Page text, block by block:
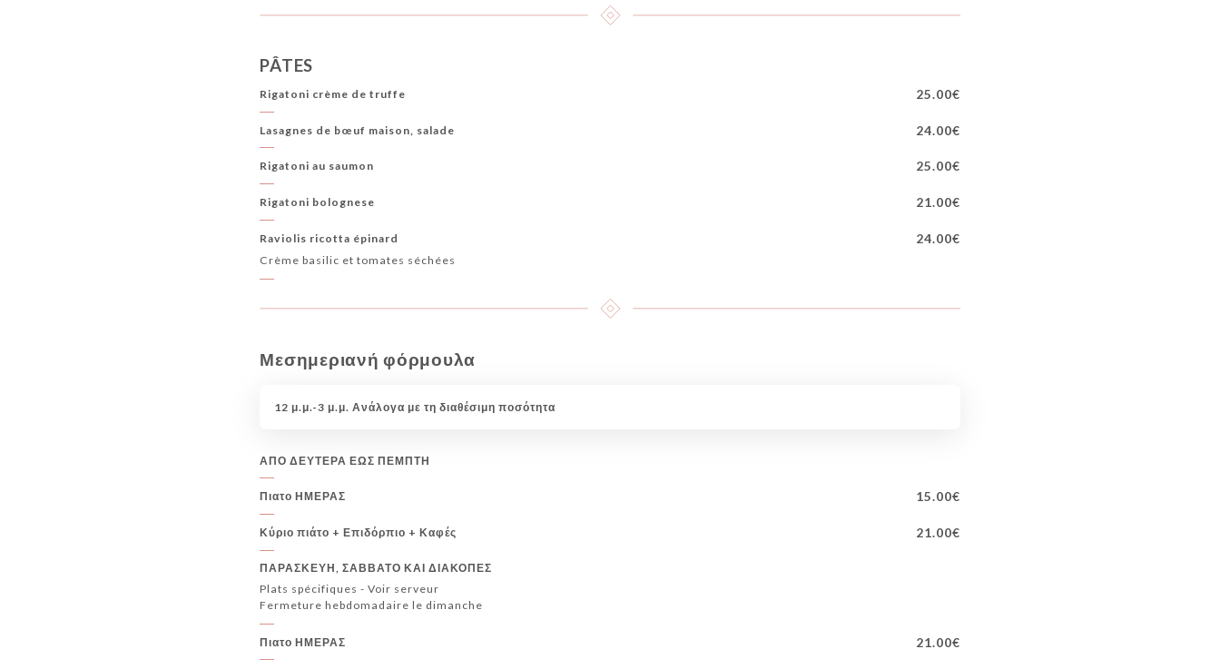
PÂTES
Rigatoni crème de truffe 25.00€
Lasagnes de bœuf maison, salade 24.00€
Rigatoni au saumon 25.00€
Rigatoni bolognese 21.00€
Raviolis ricotta épinard 24.00€
Crème basilic et tomates séchées
Μεσημεριανή φόρμουλα
12 μ.μ.-3 μ.μ. Ανάλογα με τη διαθέσιμη ποσότητα
ΑΠΟ ΔΕΥΤΕΡΑ ΕΩΣ ΠΕΜΠΤΗ
Πιατο ΗΜΕΡΑΣ 15.00€
Κύριο πιάτο + Επιδόρπιο + Καφές 21.00€
ΠΑΡΑΣΚΕΥΗ, ΣΑΒΒΑΤΟ ΚΑΙ ΔΙΑΚΟΠΕΣ
Plats spécifiques - Voir serveur
Fermeture hebdomadaire le dimanche
Πιατο ΗΜΕΡΑΣ 21.00€